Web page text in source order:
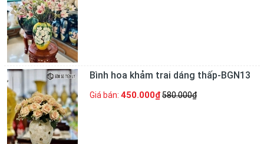
Bình hoa khảm trai dáng thấp-BGN13
Giá bán: 450.000₫580.000₫